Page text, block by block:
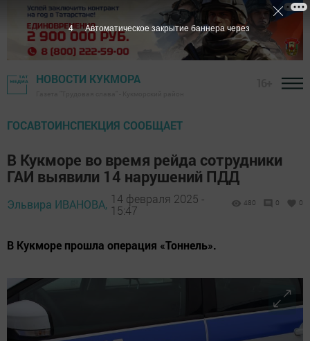
НОВОСТИ КУКМОРА
ГОСАВТОИНСПЕКЦИЯ СООБЩАЕТ
В Кукморе во время рейда сотрудники
ГАИ выявили 14 нарушений ПДД
Эльвира ИВАНОВА, 14 февраля 2025 -
15:47
480 0 0
В Кукморе прошла операция «Тоннель».
2 Автоматическое закрытие баннера через